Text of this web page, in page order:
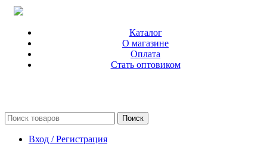
Каталог
О магазине
Оплата
Стать оптовиком
Поиск
Вход / Регистрация